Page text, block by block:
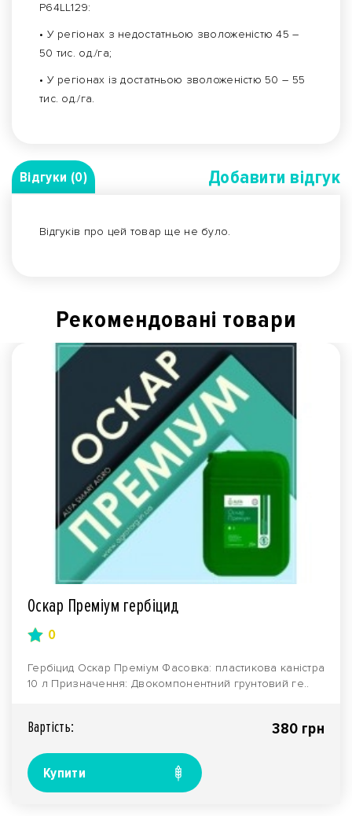
P64LL129:
• У регіонах з недостатньою зволоженістю 45 –
50 тис. од./га;
• У регіонах із достатньою зволоженістю 50 – 55
тис. од./га.
Відгуки (0) Добавити вiдгук
Відгуків про цей товар ще не було.
Рекомендованi товари
Оскар Преміум гербіцид
0
Гербіцид Оскар Преміум Фасовка: пластикова каністра
10 л Призначення: Двокомпонентний грунтовий ге..
Вартiсть: 380 грн
Купити